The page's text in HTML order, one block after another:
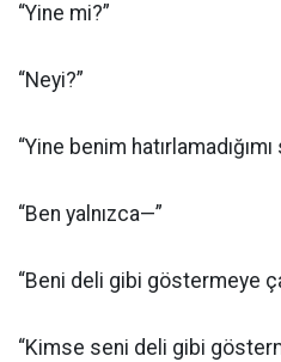
“Yine mi?”
“Neyi?”
“Yine benim
“Ben yalnızca—”
“Beni deli gibi göstermeye
“Kimse seni deli gibi